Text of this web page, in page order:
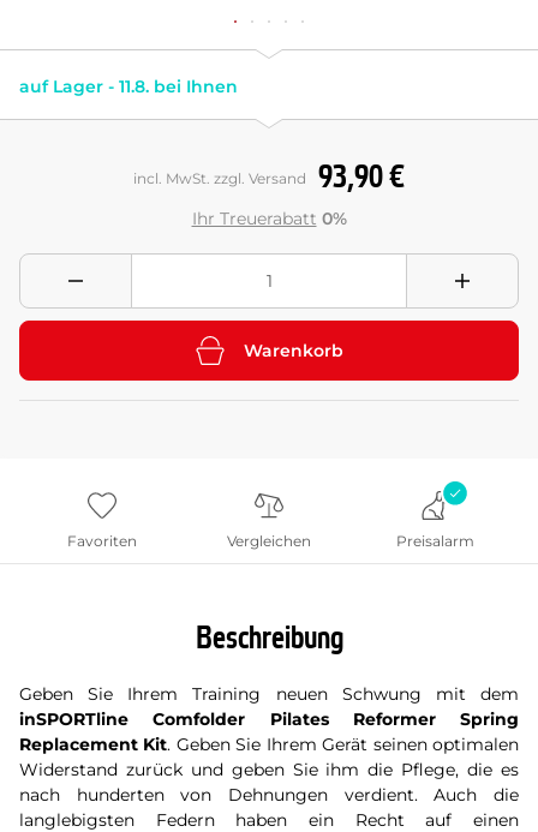
auf Lager - 11.8. bei Ihnen
93,90 €
incl. MwSt. zzgl. Versand
Ihr Treuerabatt 0%
Warenkorb
Favoriten Vergleichen Preisalarm
Beschreibung
Geben Sie Ihrem Training neuen Schwung mit dem
inSPORTline Comfolder Pilates Reformer Spring
Replacement Kit. Geben Sie Ihrem Gerät seinen optimalen
Widerstand zurück und geben Sie ihm die Pflege, die es
nach hunderten von Dehnungen verdient. Auch die
langlebigsten Federn haben ein Recht auf einen